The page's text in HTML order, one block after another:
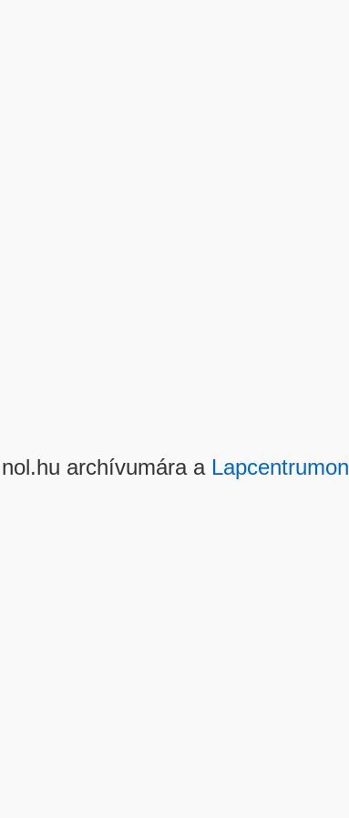
archívumára a Lapcentrumon